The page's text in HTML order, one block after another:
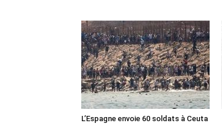
L’Espagne envoie 60 soldats à Ceuta